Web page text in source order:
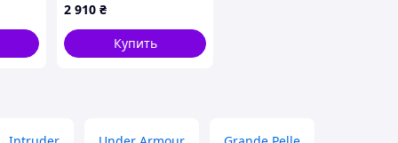
2 910 ₴
Купить